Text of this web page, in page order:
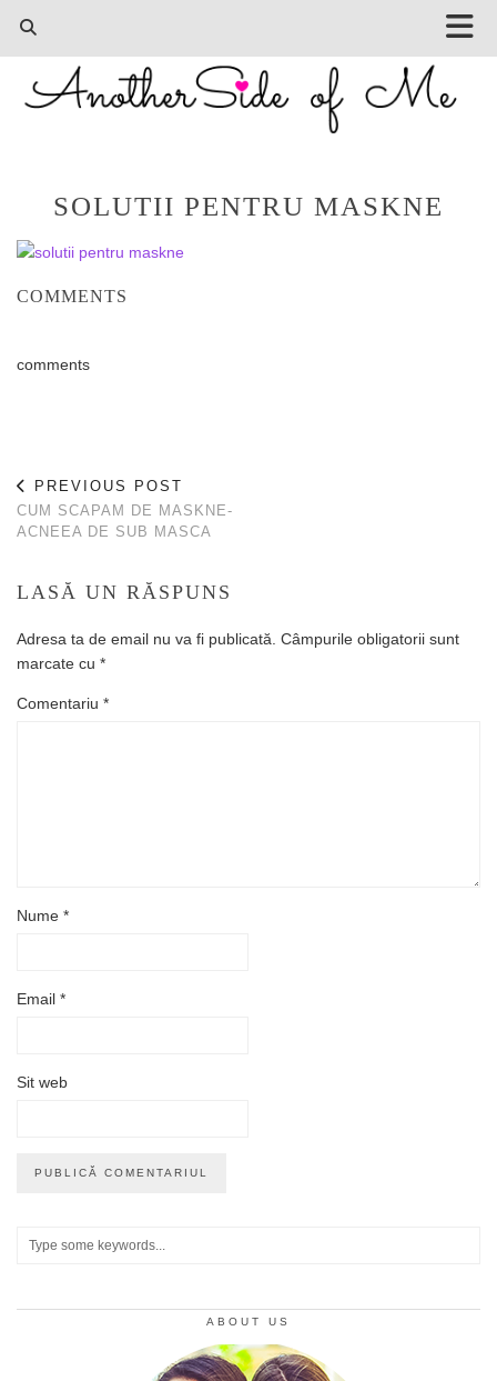
SOLUTII PENTRU MASKNE
COMMENTS
comments
PREVIOUS POST
CUM SCAPAM DE MASKNE-
ACNEEA DE SUB MASCA
LASĂ UN RĂSPUNS
Adresa ta de email nu va fi publicată. Câmpurile obligatorii sunt
marcate cu *
Comentariu *
Nume *
Email *
Sit web
ABOUT US